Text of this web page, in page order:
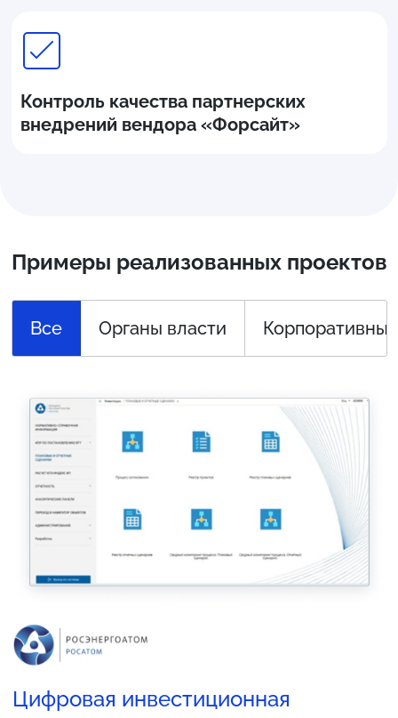
Контроль качества партнерских
внедрений вендора «Форсайт»
Примеры реализованных проектов
Все Органы власти
Цифровая инвестиционная